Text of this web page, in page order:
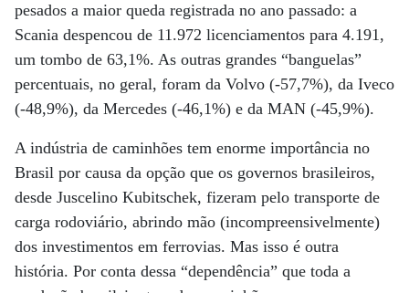
pesados a maior queda registrada no ano passado: a
Scania despencou de 11.972 licenciamentos para 4.191,
um tombo de 63,1%. As outras grandes “banguelas”
percentuais, no geral, foram da Volvo (-57,7%), da Iveco
(-48,9%), da Mercedes (-46,1%) e da MAN (-45,9%).
A indústria de caminhões tem enorme importância no
Brasil por causa da opção que os governos brasileiros,
desde Juscelino Kubitschek, fizeram pelo transporte de
carga rodoviário, abrindo mão (incompreensivelmente)
dos investimentos em ferrovias. Mas isso é outra
história. Por conta dessa “dependência” que toda a